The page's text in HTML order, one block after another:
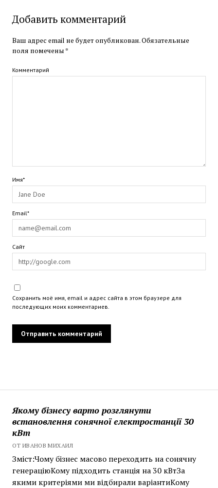
Якому бізнесу варто розглянути
встановлення сонячної електростанції 30
кВт
ОТ ИВАНОВ МИХАИЛ
Зміст:Чому бізнес масово переходить на сонячну
генераціюКому підходить станція на 30 кВтЗа
якими критеріями ми відбирали варіантиКому
Добавить комментарий
Ваш адрес email не будет опубликован.Обязательные
поля помечены *
Комментарий
Имя*
Email*
Сайт
Сохранить моё имя, email и адрес сайта в этом браузере для
последующих моих комментариев.